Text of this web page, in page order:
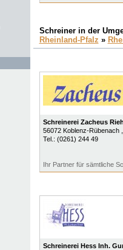
Schreiner in der
Rheinland-Pfalz »
Schreinerei Zacheus
56072 Koblenz-Rübenach
Tel.: (0261) 244 49
Ihr Partner für sämtliche
Schreinerei Hess Inh.